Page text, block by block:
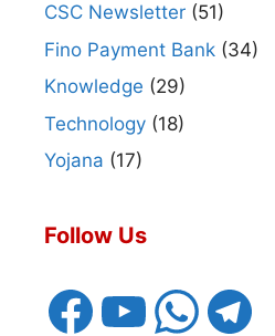
CSC Newsletter (51)
Fino Payment Bank (34)
Knowledge (29)
Technology (18)
Yojana (17)
Follow Us
FacebookYouTubeWhatsAppTelegram